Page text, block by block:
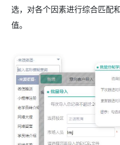
选，对各个因素进行综合匹配
值。